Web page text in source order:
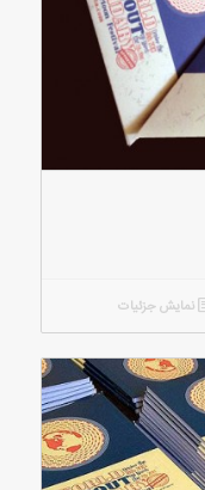
نمایش جزئیات